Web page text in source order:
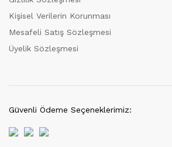
Kişisel Verilerin Korunması
Mesafeli Satış Sözleşmesi
Üyelik Sözleşmesi
Güvenli Ödeme Seçeneklerimiz: